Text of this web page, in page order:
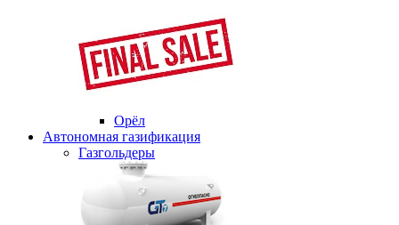
Орёл
Автономная газификация
Газгольдеры